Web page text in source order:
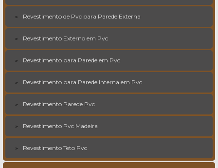
Revestimento de Pvc para Parede Externa
Revestimento Externo em Pvc
Revestimento para Parede em Pvc
Revestimento para Parede Interna em Pvc
Revestimento Parede Pvc
Revestimento Pvc Madeira
Revestimento Teto Pvc